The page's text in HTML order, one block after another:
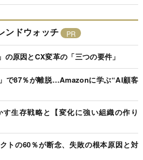
ンドウォッチ
原因とCX変革の「三つの要件」
で87％が離脱…Amazonに学ぶ“AI顧客
生存戦略と【変化に強い組織の作り
トの60％が断念、失敗の根本原因と対